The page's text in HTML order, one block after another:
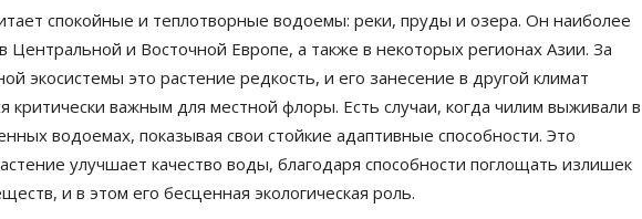
спокойные и теплотворные водоемы: реки, пруды и озера. Он наиболее
Центральной и Восточной Европе, а также в некоторых регионах Азии. За
экосистемы это растение редкость, и его занесение в другой климат
критически важным для местной флоры. Есть случаи, когда чилим выживали в
водоемах, показывая свои стойкие адаптивные способности. Это
улучшает качество воды, благодаря способности поглощать излишек
и в этом его бесценная экологическая роль.